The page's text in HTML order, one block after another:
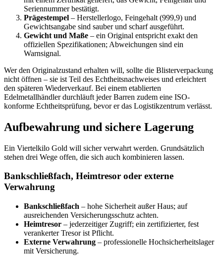
Seriennummer bestätigt.
Prägestempel – Herstellerlogo, Feingehalt (999,9) und
Gewichtsangabe sind sauber und scharf ausgeführt.
Gewicht und Maße – ein Original entspricht exakt den
offiziellen Spezifikationen; Abweichungen sind ein
Warnsignal.
Wer den Originalzustand erhalten will, sollte die Blisterverpackung
nicht öffnen – sie ist Teil des Echtheitsnachweises und erleichtert
den späteren Wiederverkauf. Bei einem etablierten
Edelmetallhändler durchläuft jeder Barren zudem eine ISO-
konforme Echtheitsprüfung, bevor er das Logistikzentrum verlässt.
Aufbewahrung und sichere Lagerung
Ein Viertelkilo Gold will sicher verwahrt werden. Grundsätzlich
stehen drei Wege offen, die sich auch kombinieren lassen.
Bankschließfach, Heimtresor oder externe
Verwahrung
Bankschließfach – hohe Sicherheit außer Haus; auf
ausreichenden Versicherungsschutz achten.
Heimtresor – jederzeitiger Zugriff; ein zertifizierter, fest
verankerter Tresor ist Pflicht.
Externe Verwahrung – professionelle Hochsicherheitslager
mit Versicherung.